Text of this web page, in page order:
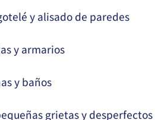
y alisado de paredes
y armarios
y baños
grietas y desperfectos